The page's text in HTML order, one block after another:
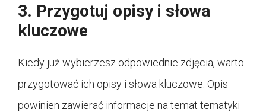
3. Przygotuj opisy i słowa
kluczowe
Kiedy już wybierzesz odpowiednie zdjęcia, warto
przygotować ich opisy i słowa kluczowe. Opis
powinien zawierać informacje na temat tematyki